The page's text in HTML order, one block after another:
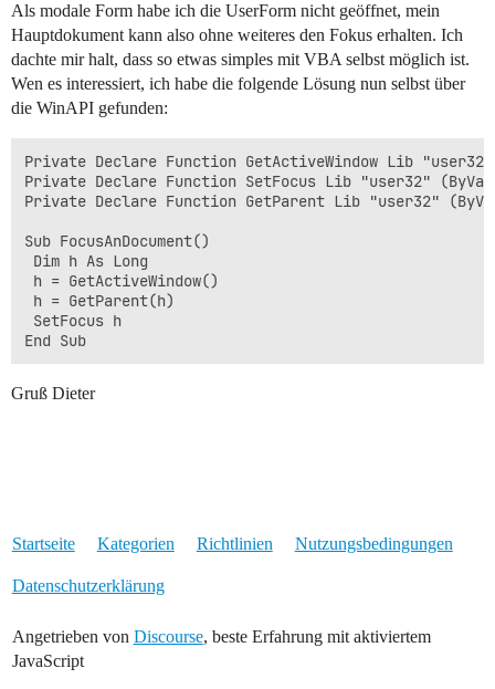
Als modale Form habe ich die UserForm nicht geöffnet, mein
Hauptdokument kann also ohne weiteres den Fokus erhalten. Ich
dachte mir halt, dass so etwas simples mit VBA selbst möglich ist.
Wen es interessiert, ich habe die folgende Lösung nun selbst über
die WinAPI gefunden:
Private Declare Function GetActiveWindow Lib
Private Declare Function SetFocus Lib "user32" (ByVal
Private Declare Function GetParent Lib "user32"
Sub FocusAnDocument()
Dim h As Long
h = GetActiveWindow()
h = GetParent(h)
SetFocus h
Gruß Dieter
Startseite Kategorien Richtlinien Nutzungsbedingungen
Datenschutzerklärung
Angetrieben von Discourse, beste Erfahrung mit aktiviertem
JavaScript